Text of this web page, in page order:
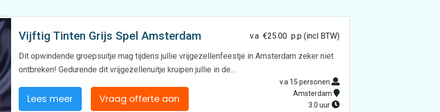
Vijftig Tinten Grijs Spel Amsterdam v.a €25.00p.p (incl BTW)
Dit opwindende groepsuitje mag tijdens jullie vrijgezellenfeestje in Amsterdam zeker niet
ontbreken! Gedurende dit vrijgezellenuitje kruipen jullie in de…
v.a 15 personen
Amsterdam
3.0 uur
Lees meer Vraag offerte aan